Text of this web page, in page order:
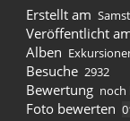
Erstellt am
Veröffentlicht
Alben
Besuche 2932
Bewertung noch
Foto bewerten